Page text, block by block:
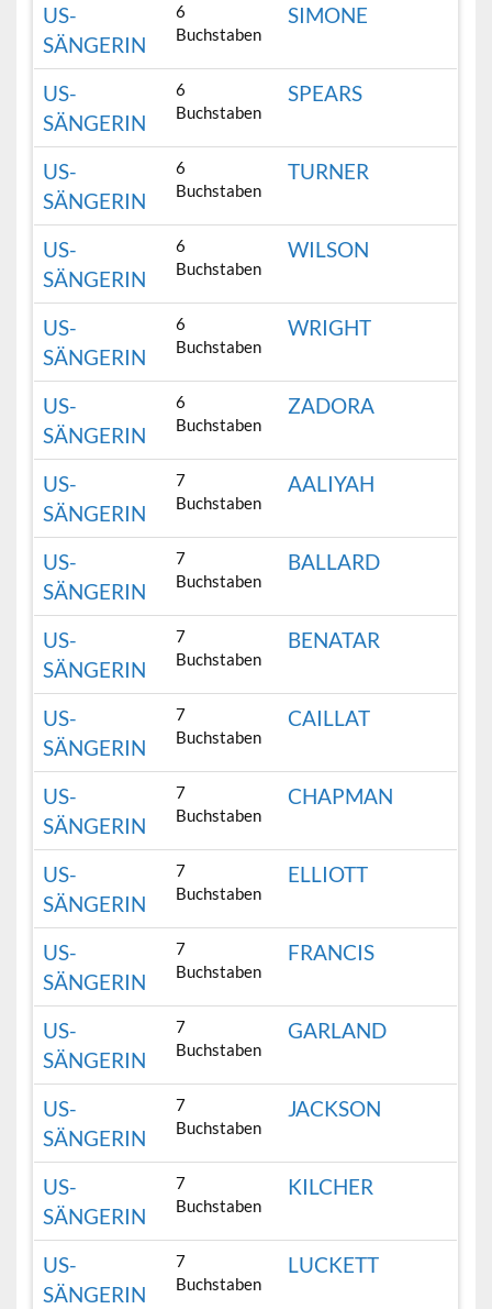
US-
SÄNGERIN
6
Buchstaben
SIMONE
US-
SÄNGERIN
6
Buchstaben
SPEARS
US-
SÄNGERIN
6
Buchstaben
TURNER
US-
SÄNGERIN
6
Buchstaben
WILSON
US-
SÄNGERIN
6
Buchstaben
WRIGHT
US-
SÄNGERIN
6
Buchstaben
ZADORA
US-
SÄNGERIN
7
Buchstaben
AALIYAH
US-
SÄNGERIN
7
Buchstaben
BALLARD
US-
SÄNGERIN
7
Buchstaben
BENATAR
US-
SÄNGERIN
7
Buchstaben
CAILLAT
US-
SÄNGERIN
7
Buchstaben
CHAPMAN
US-
SÄNGERIN
7
Buchstaben
ELLIOTT
US-
SÄNGERIN
7
Buchstaben
FRANCIS
US-
SÄNGERIN
7
Buchstaben
GARLAND
US-
SÄNGERIN
7
Buchstaben
JACKSON
US-
SÄNGERIN
7
Buchstaben
KILCHER
US-
SÄNGERIN
7
Buchstaben
LUCKETT